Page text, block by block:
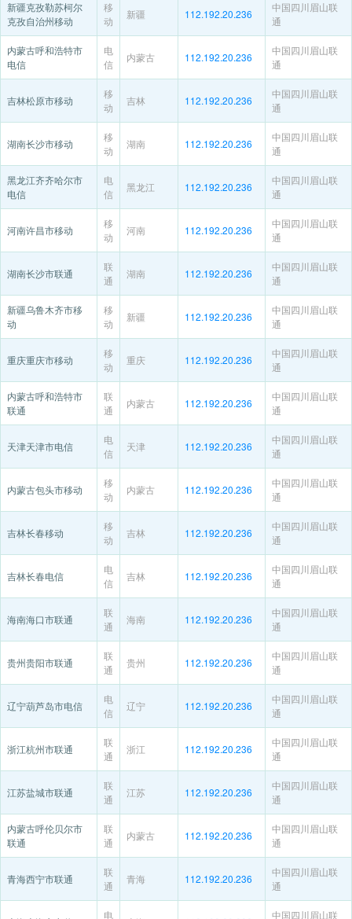
新疆克孜勒苏柯尔
克孜自治州移动
移
动
新疆 112.192.20.236
中国四川眉山联
通
内蒙古呼和浩特市
电信
电
信
内蒙古 112.192.20.236
中国四川眉山联
通
吉林松原市移动
移
动
吉林 112.192.20.236
中国四川眉山联
通
湖南长沙市移动
移
动
湖南 112.192.20.236
中国四川眉山联
通
黑龙江齐齐哈尔市
电信
电
信
黑龙江 112.192.20.236
中国四川眉山联
通
河南许昌市移动
移
动
河南 112.192.20.236
中国四川眉山联
通
湖南长沙市联通
联
通
湖南 112.192.20.236
中国四川眉山联
通
新疆乌鲁木齐市移
动
移
动
新疆 112.192.20.236
中国四川眉山联
通
重庆重庆市移动
移
动
重庆 112.192.20.236
中国四川眉山联
通
内蒙古呼和浩特市
联通
联
通
内蒙古 112.192.20.236
中国四川眉山联
通
天津天津市电信
电
信
天津 112.192.20.236
中国四川眉山联
通
内蒙古包头市移动
移
动
内蒙古 112.192.20.236
中国四川眉山联
通
吉林长春移动
移
动
吉林 112.192.20.236
中国四川眉山联
通
吉林长春电信
电
信
吉林 112.192.20.236
中国四川眉山联
通
海南海口市联通
联
通
海南 112.192.20.236
中国四川眉山联
通
贵州贵阳市联通
联
通
贵州 112.192.20.236
中国四川眉山联
通
辽宁葫芦岛市电信
电
信
辽宁 112.192.20.236
中国四川眉山联
通
浙江杭州市联通
联
通
浙江 112.192.20.236
中国四川眉山联
通
江苏盐城市联通
联
通
江苏 112.192.20.236
中国四川眉山联
通
内蒙古呼伦贝尔市
联通
联
通
内蒙古 112.192.20.236
中国四川眉山联
通
青海西宁市联通
联
通
青海 112.192.20.236
中国四川眉山联
通
电
中国四川眉山联